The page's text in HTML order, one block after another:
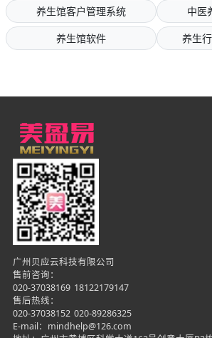
养生馆客户管理系统
中医
养生馆软件
养生
广州贝应云科技有限公司
售前咨询：
020-37038169 18122179147
售后热线：
020-37038152 020-89286325
E-mail：mindhelp@126.com